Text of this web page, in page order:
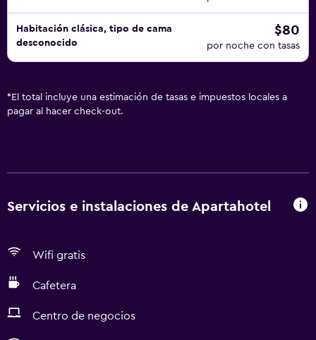
Habitación clásica, tipo de cama
desconocido
$80
por noche con tasas
* El total incluye una estimación de tasas e impuestos locales a
pagar al hacer check-out.
Servicios e instalaciones de Apartahotel
Wifi gratis
Cafetera
Centro de negocios